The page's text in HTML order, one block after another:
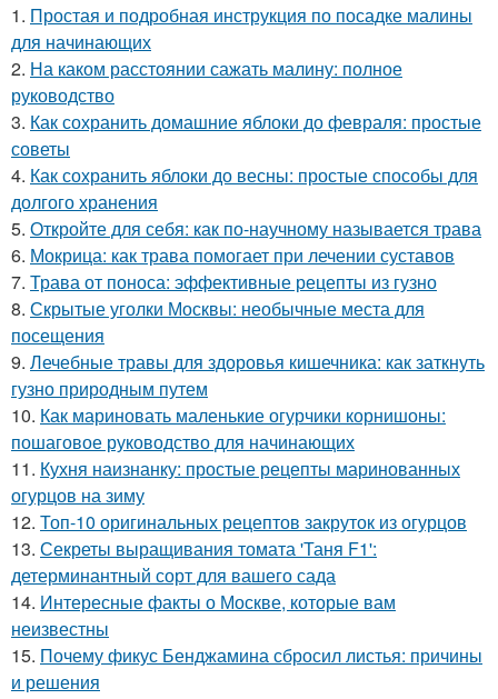
1. Простая и подробная инструкция по посадке малины
для начинающих
2. На каком расстоянии сажать малину: полное
руководство
3. Как сохранить домашние яблоки до февраля: простые
советы
4. Как сохранить яблоки до весны: простые способы для
долгого хранения
5. Откройте для себя: как по-научному называется трава
6. Мокрица: как трава помогает при лечении суставов
7. Трава от поноса: эффективные рецепты из гузно
8. Скрытые уголки Москвы: необычные места для
посещения
9. Лечебные травы для здоровья кишечника: как заткнуть
гузно природным путем
10. Как мариновать маленькие огурчики корнишоны:
пошаговое руководство для начинающих
11. Кухня наизнанку: простые рецепты маринованных
огурцов на зиму
12. Топ-10 оригинальных рецептов закруток из огурцов
13. Секреты выращивания томата 'Таня F1':
детерминантный сорт для вашего сада
14. Интересные факты о Москве, которые вам
неизвестны
15. Почему фикус Бенджамина сбросил листья: причины
и решения